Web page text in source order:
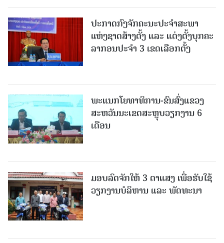
ປະກາດກົງຈັກຄະນະປະຈໍາສະພາ
ແຫ່ງຊາດສ້າງຕັ້ງ ແລະ ແຕ່ງຕັ້ງບຸກຄະ
ລາກອນປະຈໍາ 3 ເຂດເລືອກຕັ້ງ
ພະແນກໂຍທາທິການ-ຂົນສົ່ງແຂວງ
ສະຫວັນນະເຂດສະຫຼຸບວຽກງານ 6
ເດືອນ
ມອບລົດຈັກໃຫ້ 3 ຕາແສງ ເພື່ອຮັບໃຊ້
ວຽກງານບໍລິຫານ ແລະ ພັດທະນາ